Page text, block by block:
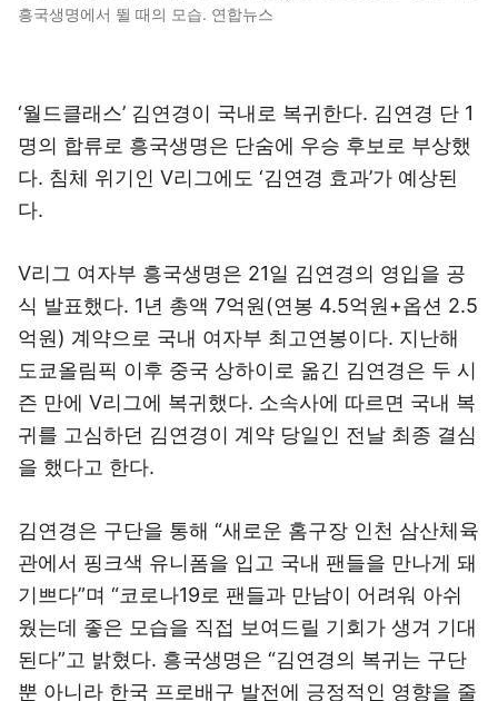
흥국생명에서 뛸 때의 모습. 연합뉴스
‘월드클래스’ 김연경이 국내로 복귀한다. 김연경 단 1
명의 합류로 흥국생명은 단숨에 우승 후보로 부상했
다. 침체 위기인 V리그에도 ‘김연경 효과’가 예상된
다.
V리그 여자부 흥국생명은 21일 김연경의 영입을 공
식 발표했다. 1년 총액 7억원(연봉 4.5억원+옵션 2.5
억원) 계약으로 국내 여자부 최고연봉이다. 지난해
도쿄올림픽 이후 중국 상하이로 옮긴 김연경은 두 시
즌 만에 V리그에 복귀했다. 소속사에 따르면 국내 복
귀를 고심하던 김연경이 계약 당일인 전날 최종 결심
을 했다고 한다.
김연경은 구단을 통해 “새로운 홈구장 인천 삼산체육
관에서 핑크색 유니폼을 입고 국내 팬들을 만나게 돼
기쁘다”며 “코로나19로 팬들과 만남이 어려워 아쉬
웠는데 좋은 모습을 직접 보여드릴 기회가 생겨 기대
된다”고 밝혔다. 흥국생명은 “김연경의 복귀는 구단
뿐 아니라 한국 프로배구 발전에 긍정적인 영향을 줄